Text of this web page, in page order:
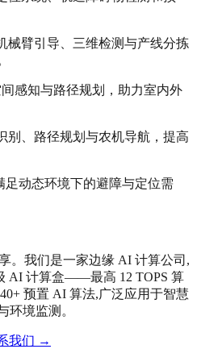
械臂引导、三维检测与产线分拣
感知与路径规划，助力室内外
别、路径规划与农机导航，提高
动态环境下的避障与定位需
。我们是一家边缘 AI 计算公司,
AI 计算盒——最高 12 TOPS 算
预置 AI 算法,广泛应用于智慧
环境监测。
我们 →